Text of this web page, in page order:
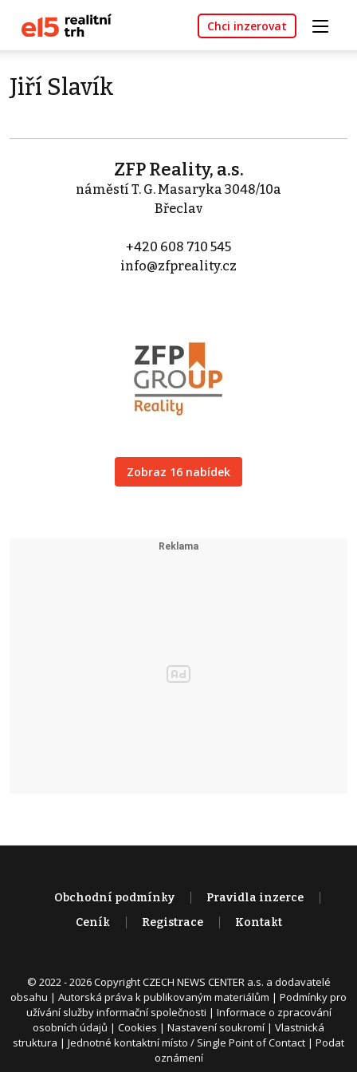
Chci inzerovat
Jiří Slavík
ZFP Reality, a.s.
náměstí T. G. Masaryka 3048/10a
Břeclav
+420 608 710 545
info@zfpreality.cz
Zobraz 16 nabídek
Obchodní podmínky
Pravidla inzerce
Ceník
Registrace Kontakt
© 2022 - 2026 Copyright CZECH NEWS CENTER a.s. a dodavatelé
obsahu | Autorská práva k publikovaným materiálům | Podmínky pro
užívání služby informační společnosti | Informace o zpracování
osobních údajů | Cookies | Nastavení soukromí | Vlastnická
struktura | Jednotné kontaktní místo / Single Point of Contact | Podat
oznámení